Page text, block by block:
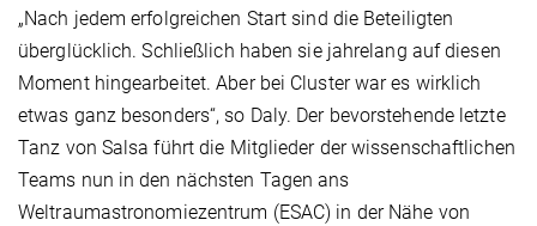
„Nach jedem erfolgreichen Start sind die Beteiligten
überglücklich. Schließlich haben sie jahrelang auf diesen
Moment hingearbeitet. Aber bei Cluster war es wirklich
etwas ganz besonders“, so Daly. Der bevorstehende letzte
Tanz von Salsa führt die Mitglieder der wissenschaftlichen
Teams nun in den nächsten Tagen ans
Weltraumastronomiezentrum (ESAC) in der Nähe von